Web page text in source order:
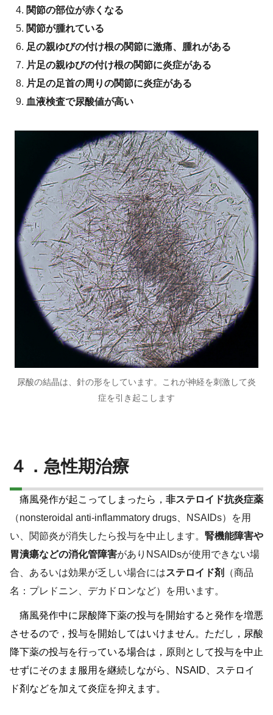
関節の部位が赤くなる
関節が腫れている
足の親ゆびの付け根の関節に激痛、腫れがある
片足の親ゆびの付け根の関節に炎症がある
片足の足首の周りの関節に炎症がある
血液検査で尿酸値が高い
尿酸の結晶は、針の形をしています。これが神経を刺激して炎
症を引き起こします
４．急性期治療
痛風発作が起こってしまったら， 非ステロイド抗炎症薬
（nonsteroidal anti-inflammatory drugs、NSAIDs）を用
い、関節炎が消失したら投与を中止します。 腎機能障害や
胃潰瘍などの消化管障害がありNSAIDsが使用できない場
合、あるいは効果が乏しい場合にはステロイド剤
（商品
名：プレドニン、デカドロンなど）を用います。
痛風発作中に尿酸降下薬の投与を開始すると発作を増悪
させるので，投与を開始してはいけません。ただし，尿酸
降下薬の投与を行っている場合は，原則として投与を中止
せずにそのまま服用を継続しながら、NSAID、ステロイ
ド剤などを加えて炎症を抑えます。